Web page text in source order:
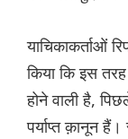
याचिकाकर्ताओं
किया कि इस
होने वाली है,
पर्याप्त क़ानून